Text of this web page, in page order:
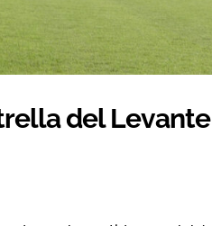
del Levante